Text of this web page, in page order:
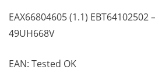
EAX66804605 (1.1) EBT64102502
49UH668V
EAN: Tested OK